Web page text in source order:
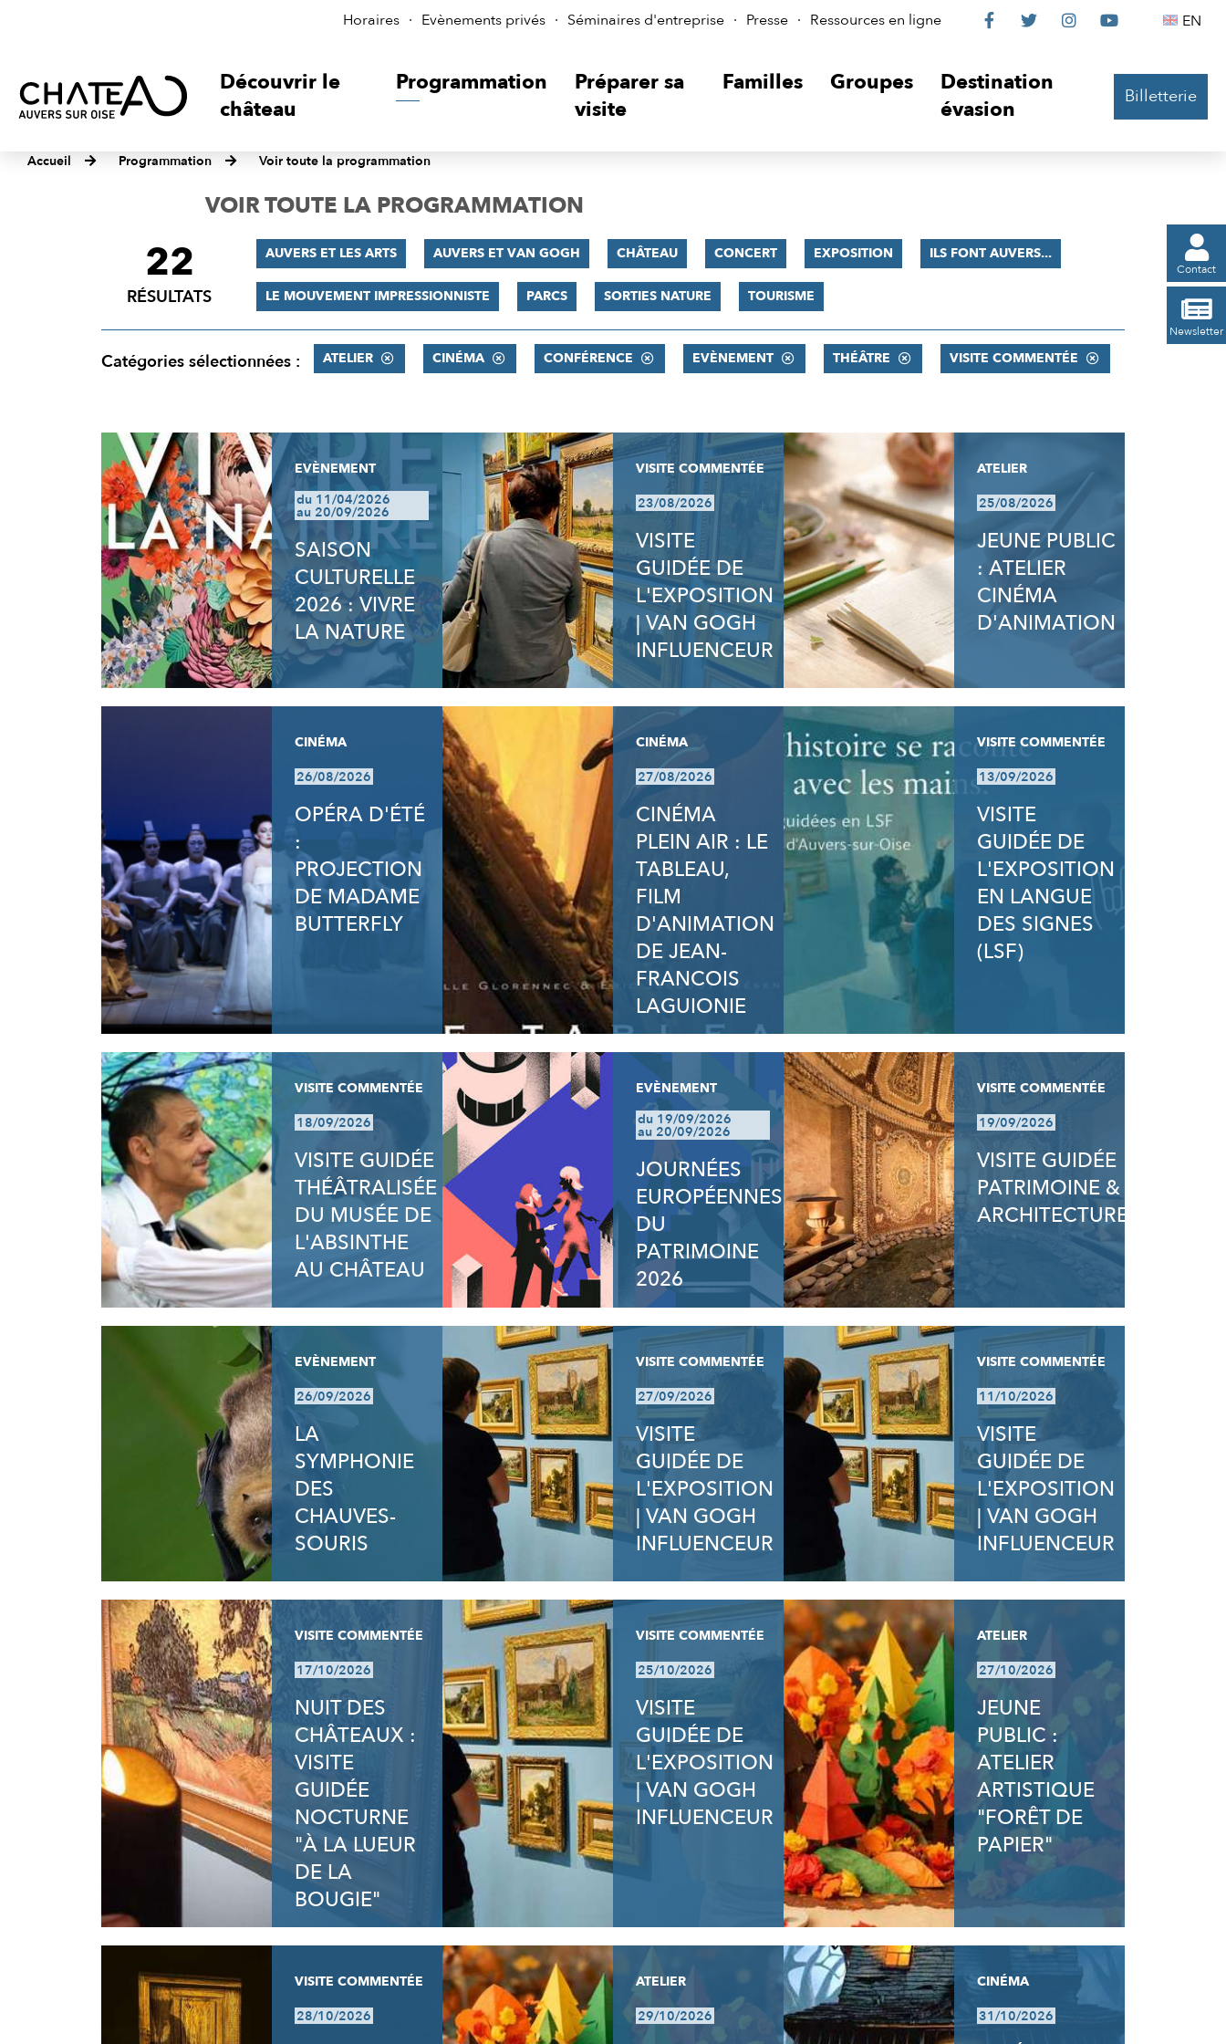
Horaires Evènements privés Séminaires d'entreprise Presse Ressources en ligne
Le
sur

Le

Le

Le
 EN
Découvrir le
château
Programmation
Préparer sa
visite
Familles Groupes
Destination
évasion
Billetterie
Accueil Programmation Voir toute la programmation

Contact

Newsletter
VOIR TOUTE LA PROGRAMMATION
FILTRER
RÉSULTATS
22
RÉSULTATS
AUVERS ET LES ARTS AUVERS ET VAN GOGH CHÂTEAU CONCERT EXPOSITION ILS FONT AUVERS...
LE MOUVEMENT IMPRESSIONNISTE PARCS SORTIES NATURE TOURISME
Catégories sélectionnées : ATELIER CINÉMA CONFÉRENCE EVÈNEMENT THÉÂTRE VISITE COMMENTÉE
RÉSULTATS
EVÈNEMENT
du 11/04/2026
au 20/09/2026
SAISON
CULTURELLE
2026 : VIVRE
LA NATURE
VISITE COMMENTÉE
23/08/2026
VISITE
GUIDÉE DE
L'EXPOSITION
| VAN GOGH
INFLUENCEUR
ATELIER
25/08/2026
JEUNE PUBLIC
: ATELIER
CINÉMA
D'ANIMATION
CINÉMA
26/08/2026
OPÉRA D'ÉTÉ
:
PROJECTION
DE MADAME
BUTTERFLY
CINÉMA
27/08/2026
CINÉMA
PLEIN AIR : LE
TABLEAU,
FILM
D'ANIMATION
DE JEAN-
FRANCOIS
LAGUIONIE
VISITE COMMENTÉE
13/09/2026
VISITE
GUIDÉE DE
L'EXPOSITION
EN LANGUE
DES SIGNES
(LSF)
VISITE COMMENTÉE
18/09/2026
VISITE GUIDÉE
THÉÂTRALISÉE
DU MUSÉE DE
L'ABSINTHE
AU CHÂTEAU
EVÈNEMENT
du 19/09/2026
au 20/09/2026
JOURNÉES
EUROPÉENNES
DU
PATRIMOINE
2026
VISITE COMMENTÉE
19/09/2026
VISITE GUIDÉE
PATRIMOINE &
ARCHITECTURE
EVÈNEMENT
26/09/2026
LA
SYMPHONIE
DES
CHAUVES-
SOURIS
VISITE COMMENTÉE
27/09/2026
VISITE
GUIDÉE DE
L'EXPOSITION
| VAN GOGH
INFLUENCEUR
VISITE COMMENTÉE
11/10/2026
VISITE
GUIDÉE DE
L'EXPOSITION
| VAN GOGH
INFLUENCEUR
VISITE COMMENTÉE
17/10/2026
NUIT DES
CHÂTEAUX :
VISITE
GUIDÉE
NOCTURNE
"À LA LUEUR
DE LA
BOUGIE"
VISITE COMMENTÉE
25/10/2026
VISITE
GUIDÉE DE
L'EXPOSITION
| VAN GOGH
INFLUENCEUR
ATELIER
27/10/2026
JEUNE
PUBLIC :
ATELIER
ARTISTIQUE
"FORÊT DE
PAPIER"
VISITE COMMENTÉE
28/10/2026
ATELIER
29/10/2026
CINÉMA
31/10/2026